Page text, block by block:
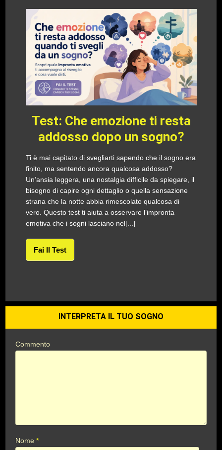
Test: Che emozione ti resta
addosso dopo un sogno?
Ti è mai capitato di svegliarti sapendo che il sogno era
finito, ma sentendo ancora qualcosa addosso?
Un’ansia leggera, una nostalgia difficile da spiegare, il
bisogno di capire ogni dettaglio o quella sensazione
strana che la notte abbia rimescolato qualcosa di
vero. Questo test ti aiuta a osservare l’impronta
emotiva che i sogni lasciano nel[...]
Fai Il Test
INTERPRETA IL TUO SOGNO
Commento
Nome*